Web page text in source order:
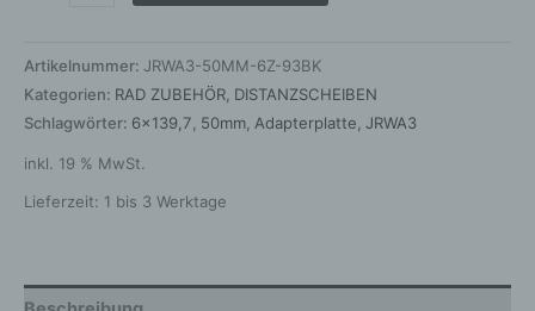
Artikelnummer: JRWA3-50MM-6Z-93BK
Kategorien: RAD ZUBEHÖR DISTANZSCHEIBEN
Schlagwörter: 6x139,7 50mm Adapterplatte JRWA3
inkl. 19 % MwSt.
Lieferzeit: 1 bis 3 Werktage